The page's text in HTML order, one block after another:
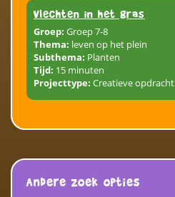
Vlechten in het gras
Groep: Groep 7-8
Thema: leven op het plein
Subthema: Planten
Tijd: 15 minuten
Projecttype: Creatieve opdracht
Andere zoek opties